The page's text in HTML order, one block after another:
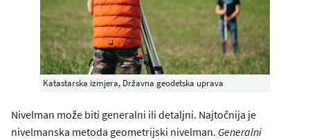
Katastarska izmjera, Državna geodetska uprava
Nivelman može biti generalni ili detaljni. Najtočnija je
nivelmanska metoda geometrijski nivelman. Generalni